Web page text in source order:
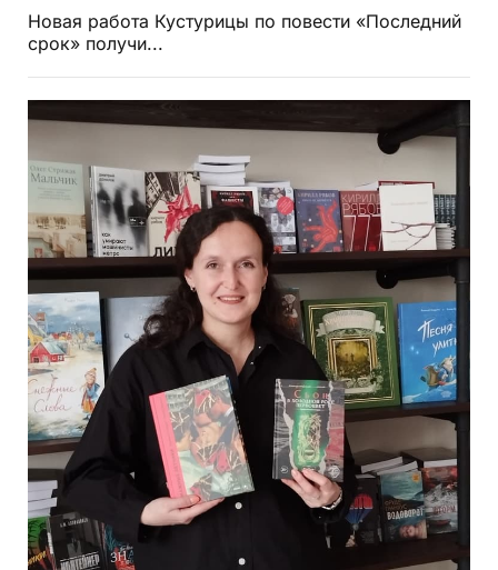
Новая работа Кустурицы по повести «Последний
срок» получи...